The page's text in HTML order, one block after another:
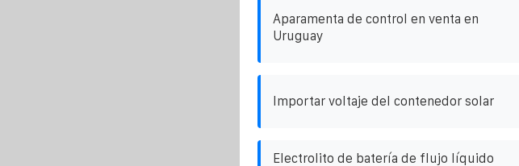
Aparamenta de control en venta en
Uruguay
Importar voltaje del contenedor solar
Electrolito de batería de flujo líquido